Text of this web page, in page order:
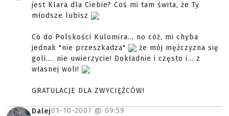
jest Klara dla Ciebie? Coś mi tam świta, że Ty
młodsze lubisz
Co do Polskości Kulomira... no cóż, mi chyba
jednak "nie przeszkadza"
że mój mężczyzna się
goli.... nie uwierzycie! Dokładnie i często i... z
własnej woli!
GRATULACJE DLA ZWYCIĘŻCÓW!
Dalej01-10-2007 @ 09:59